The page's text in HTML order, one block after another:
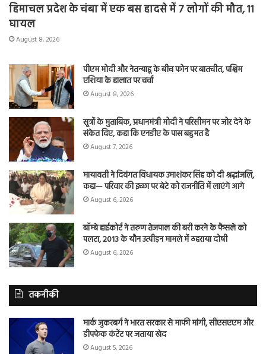
हिमाचल प्रदेश के चंबा में एक बस हादसे में 7 लोगों की मौत, 11
घायल
August 8, 2026
पीएम मोदी और नेतन्याहू के बीच फोन पर बातचीत, पश्चिम
एशिया के हालात पर चर्चा
August 8, 2026
सूत्रों के मुताबिक, प्रधानमंत्री मोदी ने परिसीमन पर जोर देने के
संकेत दिए, कहा कि एनडीए के पास बहुमत है
August 7, 2026
मायावती ने दिवंगत विधायक उमाशंकर सिंह को दी श्रद्धांजलि,
कहा— परिवार की इच्छा पर बेटे को राजनीति में लाएंगे आगे
August 6, 2026
बॉम्बे हाईकोर्ट ने तरुण तेजपाल की बरी करने के फैसले को
पलटा, 2013 के यौन उत्पीड़न मामले में ठहराया दोषी
August 6, 2026
तकनीकी
मार्क जुकरबर्ग ने भारत सरकार से माफी मांगी, सीएसएएम और
डीपफेक कंटेंट पर जताया खेद
August 5, 2026